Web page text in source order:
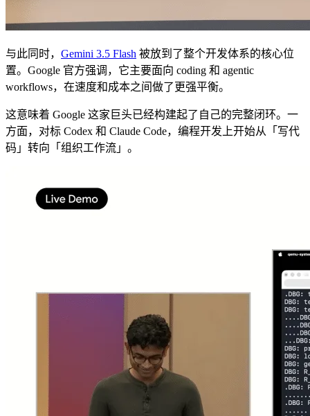
与此同时， Gemini 3.5 Flash 被放到了整个开发体系的核心位
置。Google 官方强调，它主要面向 coding 和 agentic
workflows，在速度和成本之间做了更强平衡。
这意味着 Google 这家巨头已经构建起了自己的完整闭环。一
方面，对标 Codex 和 Claude Code，编程开发上开始从「写代
码」转向「组织工作流」。